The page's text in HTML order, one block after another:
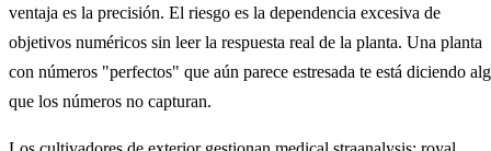
ventaja es la precisión. El riesgo es la dependencia excesiva de
objetivos numéricos sin leer la respuesta real de la planta. Una planta
con números "perfectos" que aún parece estresada te está diciendo
que los números no capturan.